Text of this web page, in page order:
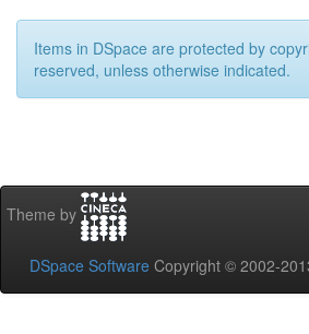
Items in DSpace are protected by
reserved, unless otherwise indicated.
Theme by
DSpace Software Copyright © 2002-